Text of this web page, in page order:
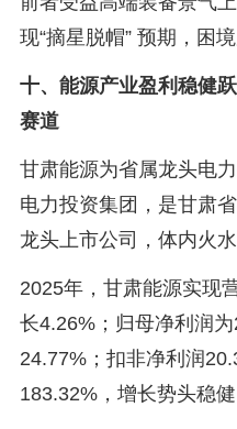
现“摘星脱帽” 预期，困
十、能源产业盈利稳健
赛道
甘肃能源为省属龙头电
电力投资集团，是甘肃
龙头上市公司，体内火
2025年，甘肃能源实现
长4.26%；归母净利润
24.77%；扣非净利润
183.32%，增长势头稳健